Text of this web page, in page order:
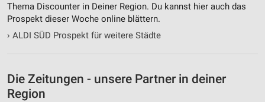
Thema Discounter in Deiner Region. Du kannst hier auch das
Prospekt dieser Woche online blättern.
› ALDI SÜD Prospekt für weitere Städte
Die Zeitungen - unsere Partner in deiner
Region